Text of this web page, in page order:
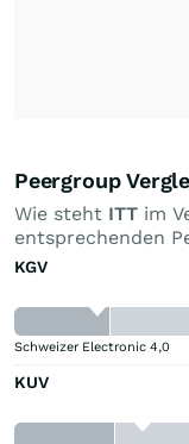
Peergroup
Wie steht ITT im
entsprechenden
KGV
Schweizer Electronic 4,0
KUV